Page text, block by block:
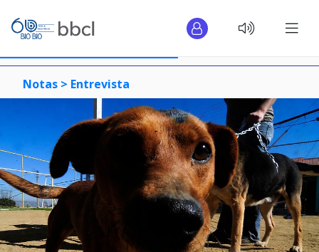
Notas > Entrevista